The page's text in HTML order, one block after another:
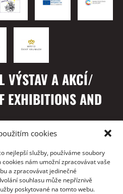
cookies
nejlepší služby, používáme soubory
nám umožní zpracovávat vaše
a zpracovávat jedinečné
souhlasu může nepříznivě
poskytované na tomto webu.
VÝSTAV A AKCÍ/
EXHIBITIONS AND